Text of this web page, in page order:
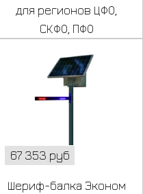
для регионов ЦФО,
СКФО, ПФО
67 353 руб
Шериф-балка Эконом